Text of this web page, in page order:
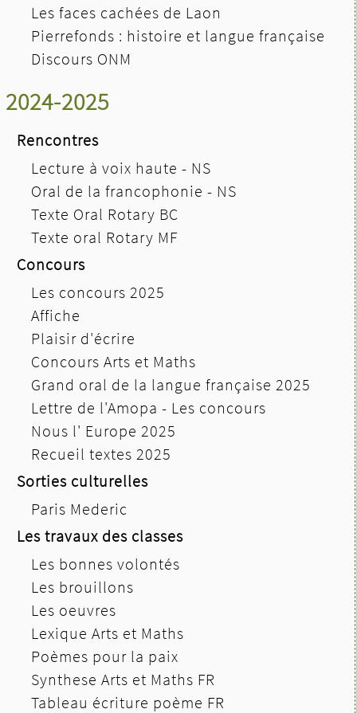
Les faces cachées de Laon
Pierrefonds : histoire et langue française
Discours ONM
2024-2025
Rencontres
Lecture à voix haute - NS
Oral de la francophonie - NS
Texte Oral Rotary BC
Texte oral Rotary MF
Concours
Les concours 2025
Affiche
Plaisir d'écrire
Concours Arts et Maths
Grand oral de la langue française 2025
Lettre de l'Amopa - Les concours
Nous l' Europe 2025
Recueil textes 2025
Sorties culturelles
Paris Mederic
Les travaux des classes
Les bonnes volontés
Les brouillons
Les oeuvres
Lexique Arts et Maths
Poèmes pour la paix
Synthese Arts et Maths FR
Tableau écriture poème FR